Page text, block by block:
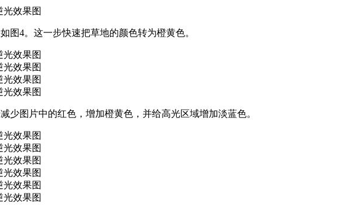
图4。这一步快速把草地的颜色转为橙黄色。
少图片中的红色，增加橙黄色，并给高光区域增加淡蓝色。